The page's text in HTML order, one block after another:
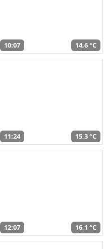
10:07 14,6 °C
11:24 15,3 °C
12:07 16,1 °C